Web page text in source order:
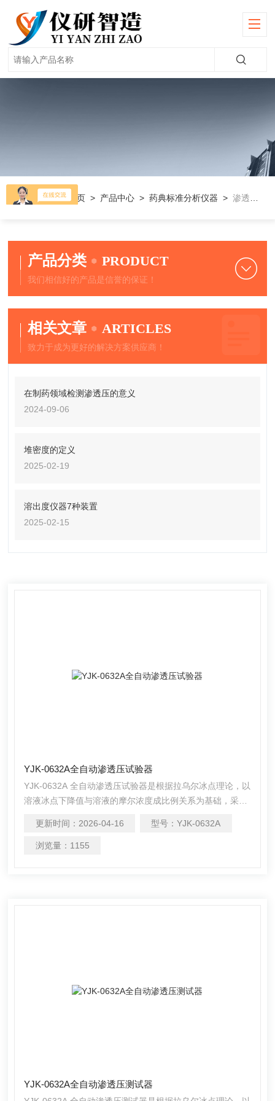
当前位置： 首页 > 产品中心 >药典标准分析仪器 >渗透压测定仪
产品分类 PRODUCT
我们相信好的产品是信誉的保证！
相关文章 ARTICLES
致力于成为更好的解决方案供应商！
在制药领域检测渗透压的意义
2024-09-06
堆密度的定义
2025-02-19
溶出度仪器7种装置
2025-02-15
YJK-0632A全自动渗透压试验器
YJK-0632A 全自动渗透压试验器是根据拉乌尔冰点理论，以
溶液冰点下降值与溶液的摩尔浓度成比例关系为基础，采用
的渗透压摩尔浓度。广泛应用于制药、药物分析、生物、食
品医疗等领域的渗透压摩尔浓度的测试及研究。
更新时间： 2026-04-16 型号：YJK-0632A
浏览量： 1155
YJK-0632A全自动渗透压测试器